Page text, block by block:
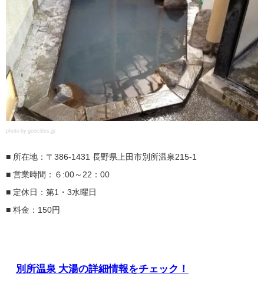
photo by geocities.jp
■ 所在地：〒386-1431 長野県上田市別所温泉215-1
■ 営業時間：６:00～22：00
■ 定休日：第1・3水曜日
■ 料金：150円
別所温泉 大湯の詳細情報をチェック！